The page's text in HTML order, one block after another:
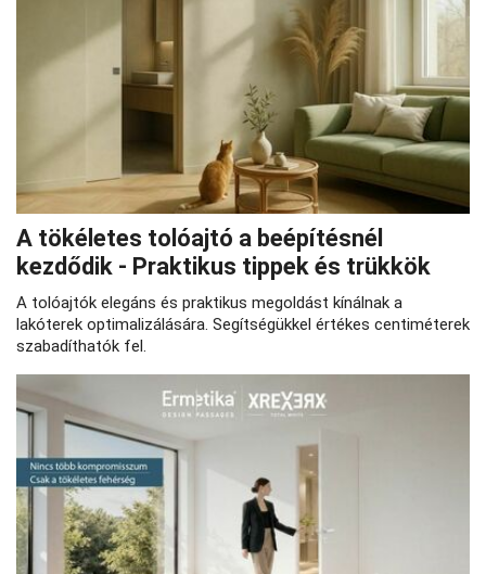
A tökéletes tolóajtó a beépítésnél
kezdődik - Praktikus tippek és trükkök
A tolóajtók elegáns és praktikus megoldást kínálnak a
lakóterek optimalizálására. Segítségükkel értékes centiméterek
szabadíthatók fel.